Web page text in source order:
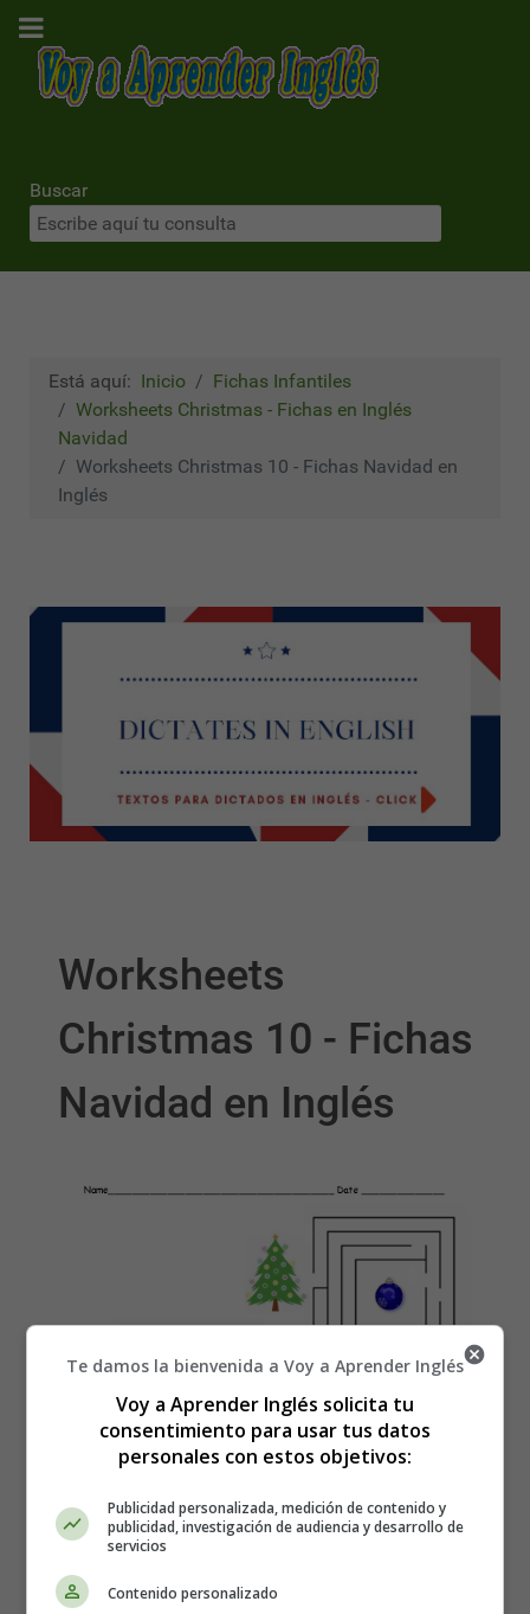
Buscar
Está aquí: Inicio
Fichas Infantiles
Worksheets Christmas - Fichas en Inglés
Navidad
Worksheets Christmas 10 - Fichas Navidad en
Inglés
Worksheets
Christmas 10 - Fichas
Navidad en Inglés
Recursos Educativos en
inglés - Worksheets
Te damos la bienvenida a Voy a Aprender Inglés
Voy a Aprender Inglés solicita tu
consentimiento para usar tus datos
personales con estos objetivos:
Publicidad personalizada, medición de contenido y
publicidad, investigación de audiencia y desarrollo de
servicios
Contenido personalizado